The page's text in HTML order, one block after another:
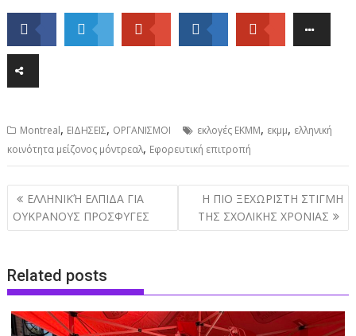
Montreal, ΕΙΔΗΣΕΙΣ, ΟΡΓΑΝΙΣΜΟΙ εκλογές ΕΚΜΜ, εκμμ, ελληνική
κοινότητα μείζονος μόντρεαλ, Εφορευτική επιτροπή
Post
navigation
ΕΛΛΗΝΙΚΉ ΕΛΠΙΔΑ ΓΙΑ
ΟΥΚΡΑΝΟΥΣ ΠΡΟΣΦΥΓΕΣ
Η ΠΙΟ ΞΕΧΩΡΙΣΤΗ ΣΤΙΓΜΗ
ΤΗΣ ΣΧΟΛΙΚΗΣ ΧΡΟΝΙΑΣ
Related posts